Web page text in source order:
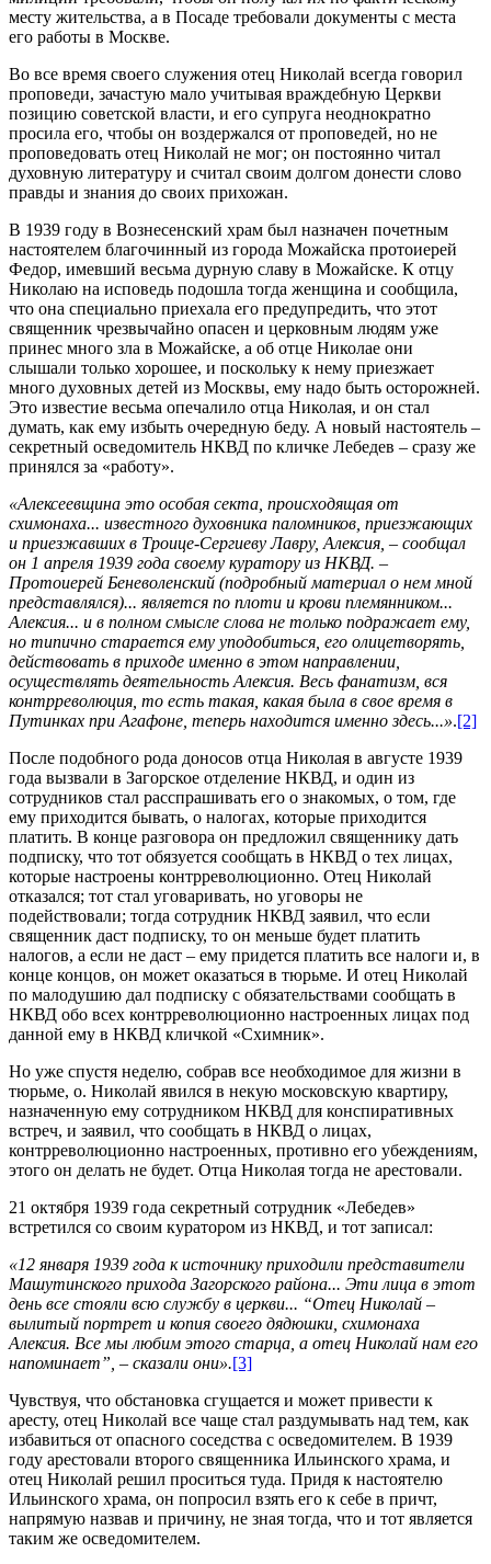
месту жительства, а в Посаде требовали документы с места
его работы в Москве.
Во все время своего служения отец Николай всегда говорил
проповеди, зачастую мало учитывая враждебную Церкви
позицию советской власти, и его супруга неоднократно
просила его, чтобы он воздержался от проповедей, но не
проповедовать отец Николай не мог; он постоянно читал
духовную литературу и считал своим долгом донести слово
правды и знания до своих прихожан.
В 1939 году в Вознесенский храм был назначен почетным
настоятелем благочинный из города Можайска протоиерей
Федор, имевший весьма дурную славу в Можайске. К отцу
Николаю на исповедь подошла тогда женщина и сообщила,
что она специально приехала его предупредить, что этот
священник чрезвычайно опасен и церковным людям уже
принес много зла в Можайске, а об отце Николае они
слышали только хорошее, и поскольку к нему приезжает
много духовных детей из Москвы, ему надо быть осторожней.
Это известие весьма опечалило отца Николая, и он стал
думать, как ему избыть очередную беду. А новый настоятель –
секретный осведомитель НКВД по кличке Лебедев – сразу же
принялся за «работу».
«Алексеевщина это особая секта, происходящая от
схимонаха... известного духовника паломников, приезжающих
и приезжавших в Троице-Сергиеву Лавру, Алексия, – сообщал
он 1 апреля 1939 года своему куратору из НКВД. –
Протоиерей Беневоленский (подробный материал о нем мной
представлялся)... является по плоти и крови племянником...
Алексия... и в полном смысле слова не только подражает ему,
но типично старается ему уподобиться, его олицетворять,
действовать в приходе именно в этом направлении,
осуществлять деятельность Алексия. Весь фанатизм, вся
контрреволюция, то есть такая, какая была в свое время в
Путинках при Агафоне, теперь находится именно здесь...».[2]
После подобного рода доносов отца Николая в августе 1939
года вызвали в Загорское отделение НКВД, и один из
сотрудников стал расспрашивать его о знакомых, о том, где
ему приходится бывать, о налогах, которые приходится
платить. В конце разговора он предложил священнику дать
подписку, что тот обязуется сообщать в НКВД о тех лицах,
которые настроены контрреволюционно. Отец Николай
отказался; тот стал уговаривать, но уговоры не
подействовали; тогда сотрудник НКВД заявил, что если
священник даст подписку, то он меньше будет платить
налогов, а если не даст – ему придется платить все налоги и, в
конце концов, он может оказаться в тюрьме. И отец Николай
по малодушию дал подписку с обязательствами сообщать в
НКВД обо всех контрреволюционно настроенных лицах под
данной ему в НКВД кличкой «Схимник».
Но уже спустя неделю, собрав все необходимое для жизни в
тюрьме, о. Николай явился в некую московскую квартиру,
назначенную ему сотрудником НКВД для конспиративных
встреч, и заявил, что сообщать в НКВД о лицах,
контрреволюционно настроенных, противно его убеждениям,
этого он делать не будет. Отца Николая тогда не арестовали.
21 октября 1939 года секретный сотрудник «Лебедев»
встретился со своим куратором из НКВД, и тот записал:
«12 января 1939 года к источнику приходили представители
Машутинского прихода Загорского района... Эти лица в этот
день все стояли всю службу в церкви... “Отец Николай –
вылитый портрет и копия своего дядюшки, схимонаха
Алексия. Все мы любим этого старца, а отец Николай нам его
напоминает”, – сказали они».[3]
Чувствуя, что обстановка сгущается и может привести к
аресту, отец Николай все чаще стал раздумывать над тем, как
избавиться от опасного соседства с осведомителем. В 1939
году арестовали второго священника Ильинского храма, и
отец Николай решил проситься туда. Придя к настоятелю
Ильинского храма, он попросил взять его к себе в причт,
напрямую назвав и причину, не зная тогда, что и тот является
таким же осведомителем.